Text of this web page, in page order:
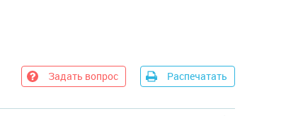
Задать вопрос Распечатать